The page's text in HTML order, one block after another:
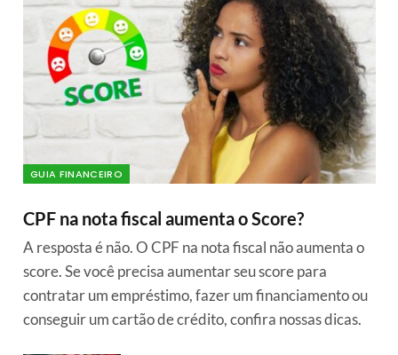
GUIA FINANCEIRO
CPF na nota fiscal aumenta o Score?
A resposta é não. O CPF na nota fiscal não aumenta o
score. Se você precisa aumentar seu score para
contratar um empréstimo, fazer um financiamento ou
conseguir um cartão de crédito, confira nossas dicas.